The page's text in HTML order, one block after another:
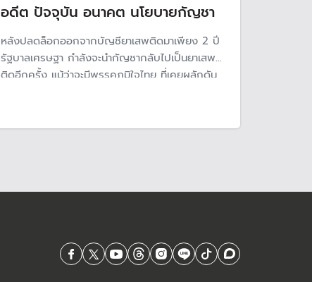
อดีต ปัจจุบัน อนาคต นโยบายกัญชา
หลังปลดล็อกออกจากบัญชียาเสพติดมาเพียง 2 ปี
รัฐบาลเศรษฐา กำลังจะนำกัญชากลับไปเป็นยาเสพ
ติดอีกครั้ง แม้ว่าจะมีพรรคภูมิใจไทย ที่เคยผลักดัน